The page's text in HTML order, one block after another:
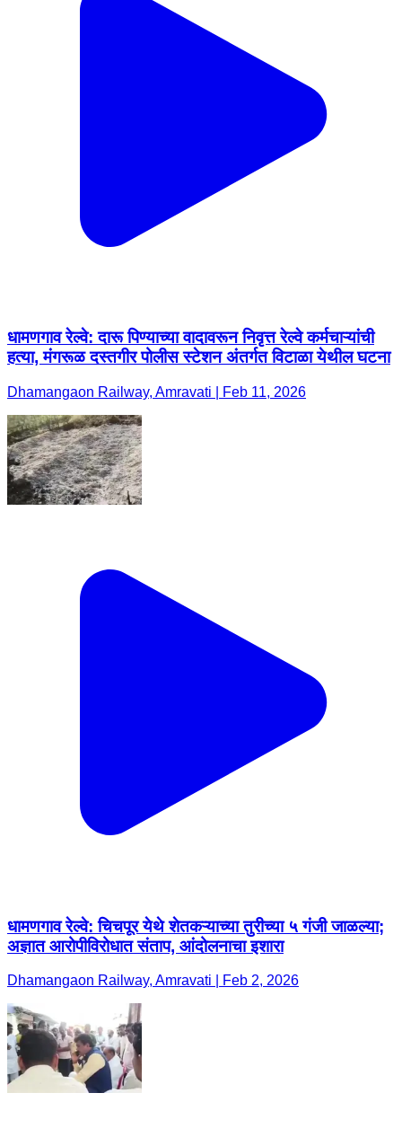
धामणगाव रेल्वे: दारू पिण्याच्या वादावरून निवृत्त रेल्वे कर्मचाऱ्यांची
हत्या, मंगरूळ दस्तगीर पोलीस स्टेशन अंतर्गत विटाळा येथील घटना
Dhamangaon Railway, Amravati | Feb 11, 2026
धामणगाव रेल्वे: चिचपूर येथे शेतकऱ्याच्या तुरीच्या ५ गंजी जाळल्या;
अज्ञात आरोपीविरोधात संताप, आंदोलनाचा इशारा
Dhamangaon Railway, Amravati | Feb 2, 2026